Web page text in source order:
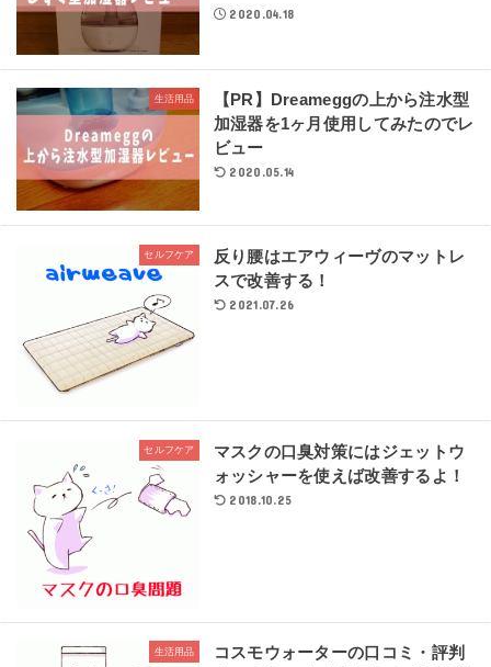
2020.04.18
生活用品
【PR】Dreameggの上から注水型
加湿器を1ヶ月使用してみたのでレ
ビュー
2020.05.14
セルフケア
反り腰はエアウィーヴのマットレ
スで改善する！
2021.07.26
セルフケア
マスクの口臭対策にはジェットウ
ォッシャーを使えば改善するよ！
2018.10.25
生活用品
コスモウォーターの口コミ・評判